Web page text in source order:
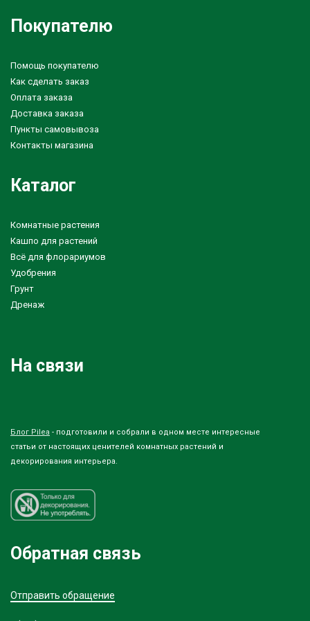
Покупателю
Помощь покупателю
Как сделать заказ
Оплата заказа
Доставка заказа
Пункты самовывоза
Контакты магазина
Каталог
Комнатные растения
Кашпо для растений
Всё для флорариумов
Удобрения
Грунт
Дренаж
На связи
Блог Pilea - подготовили и собрали в одном месте интересные
статьи от настоящих ценителей комнатных растений и
декорирования интерьера.
Обратная связь
Отправить обращение